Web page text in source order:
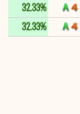
32.33%
32.33%